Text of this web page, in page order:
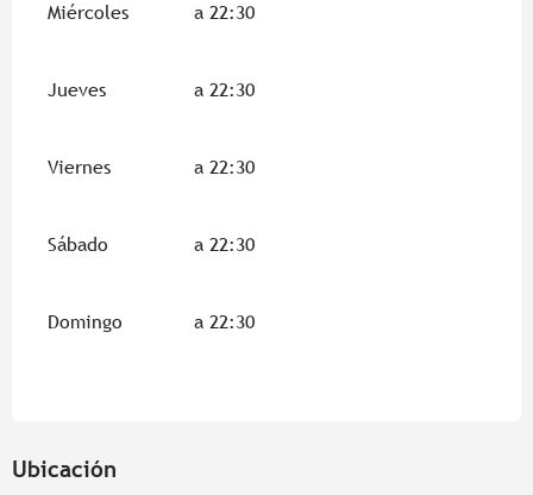
Miércoles a 22:30
Jueves a 22:30
Viernes a 22:30
Sábado a 22:30
Domingo a 22:30
Ubicación